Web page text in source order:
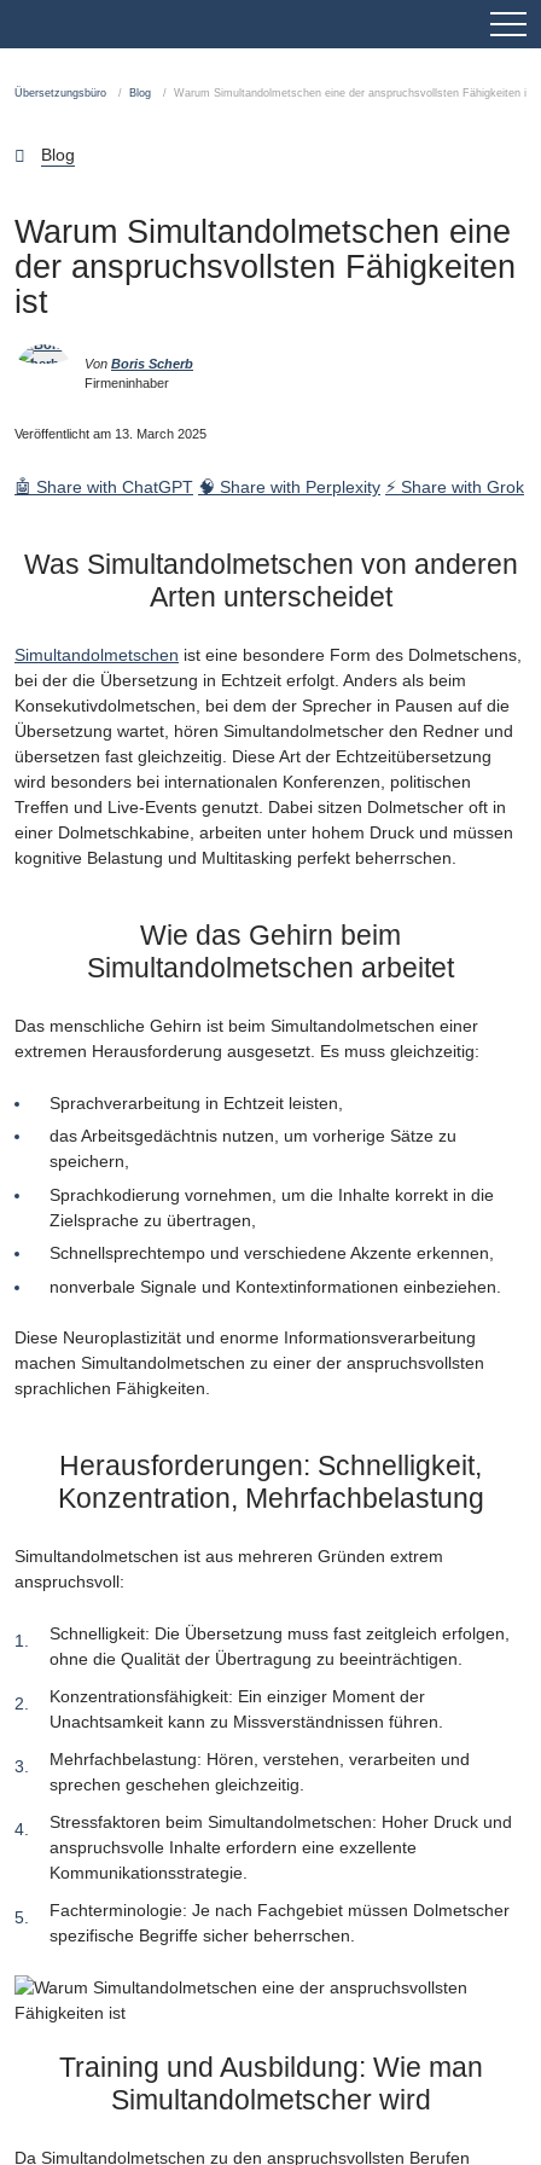
Übersetzungsbüro Blog Warum Simultandolmetschen eine der anspruchsvollsten Fähigkeiten ist
Blog
Warum Simultandolmetschen eine
der anspruchsvollsten Fähigkeiten
ist
Von Boris Scherb
Firmeninhaber
Veröffentlicht am 13. March 2025
🤖 Share with ChatGPT 🧠 Share with Perplexity ⚡ Share with Grok
Was Simultandolmetschen von anderen
Arten unterscheidet
Simultandolmetschen ist eine besondere Form des Dolmetschens,
bei der die Übersetzung in Echtzeit erfolgt. Anders als beim
Konsekutivdolmetschen, bei dem der Sprecher in Pausen auf die
Übersetzung wartet, hören Simultandolmetscher den Redner und
übersetzen fast gleichzeitig. Diese Art der Echtzeitübersetzung
wird besonders bei internationalen Konferenzen, politischen
Treffen und Live-Events genutzt. Dabei sitzen Dolmetscher oft in
einer Dolmetschkabine, arbeiten unter hohem Druck und müssen
kognitive Belastung und Multitasking perfekt beherrschen.
Wie das Gehirn beim
Simultandolmetschen arbeitet
Das menschliche Gehirn ist beim Simultandolmetschen einer
extremen Herausforderung ausgesetzt. Es muss gleichzeitig:
Sprachverarbeitung in Echtzeit leisten,
das Arbeitsgedächtnis nutzen, um vorherige Sätze zu
speichern,
Sprachkodierung vornehmen, um die Inhalte korrekt in die
Zielsprache zu übertragen,
Schnellsprechtempo und verschiedene Akzente erkennen,
nonverbale Signale und Kontextinformationen einbeziehen.
Diese Neuroplastizität und enorme Informationsverarbeitung
machen Simultandolmetschen zu einer der anspruchsvollsten
sprachlichen Fähigkeiten.
Herausforderungen: Schnelligkeit,
Konzentration, Mehrfachbelastung
Simultandolmetschen ist aus mehreren Gründen extrem
anspruchsvoll:
Schnelligkeit: Die Übersetzung muss fast zeitgleich erfolgen,
ohne die Qualität der Übertragung zu beeinträchtigen.
Konzentrationsfähigkeit: Ein einziger Moment der
Unachtsamkeit kann zu Missverständnissen führen.
Mehrfachbelastung: Hören, verstehen, verarbeiten und
sprechen geschehen gleichzeitig.
Stressfaktoren beim Simultandolmetschen: Hoher Druck und
anspruchsvolle Inhalte erfordern eine exzellente
Kommunikationsstrategie.
Fachterminologie: Je nach Fachgebiet müssen Dolmetscher
spezifische Begriffe sicher beherrschen.
Training und Ausbildung: Wie man
Simultandolmetscher wird
Da Simultandolmetschen zu den anspruchsvollsten Berufen